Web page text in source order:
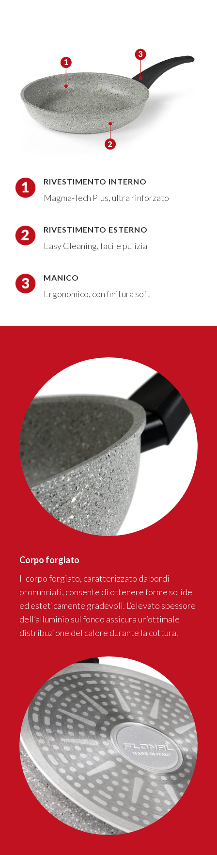
RIVESTIMENTO INTERNO
Magma-Tech Plus, ultra rinforzato
RIVESTIMENTO ESTERNO
Easy Cleaning, facile pulizia
MANICO
Ergonomico, con finitura soft
Corpo forgiato
Il corpo forgiato, caratterizzato da bordi
pronunciati, consente di ottenere forme solide
ed esteticamente gradevoli. L’elevato spessore
dell’alluminio sul fondo assicura un’ottimale
distribuzione del calore durante la cottura.